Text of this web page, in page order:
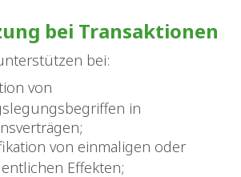
bei Transaktionen
bei:
von
in
von einmaligen oder
Effekten;